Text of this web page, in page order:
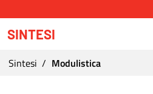
SINTESI
Ti trovi in:
Sintesi Modulistica